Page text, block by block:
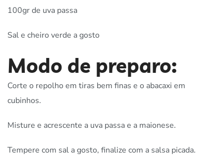
100gr de uva passa
Sal e cheiro verde a gosto
Modo de preparo:
Corte o repolho em tiras bem finas e o abacaxi em
cubinhos.
Misture e acrescente a uva passa e a maionese.
Tempere com sal a gosto, finalize com a salsa picada.